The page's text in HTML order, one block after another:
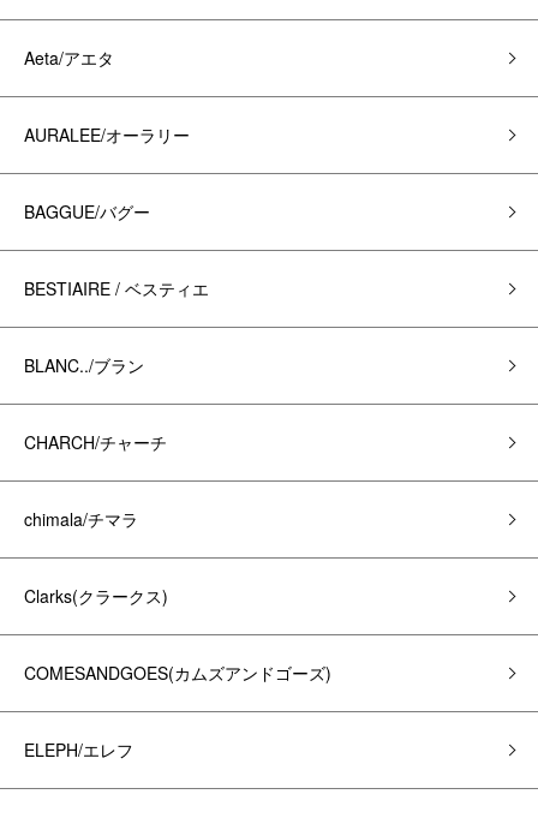
Aeta/アエタ
AURALEE/オーラリー
BAGGUE/バグー
BESTIAIRE / ベスティエ
BLANC../ブラン
CHARCH/チャーチ
chimala/チマラ
Clarks(クラークス)
COMESANDGOES(カムズアンドゴーズ)
ELEPH/エレフ